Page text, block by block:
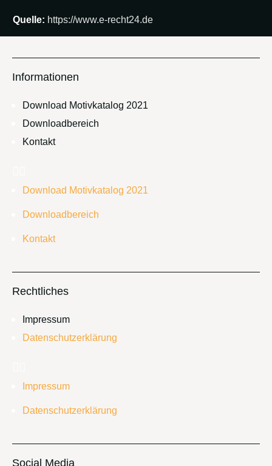
Quelle: https://www.e-recht24.de
Informationen
Download Motivkatalog 2021
Downloadbereich
Kontakt
Download Motivkatalog 2021
Downloadbereich
Kontakt
Rechtliches
Impressum
Datenschutzerklärung
Impressum
Datenschutzerklärung
Social Media